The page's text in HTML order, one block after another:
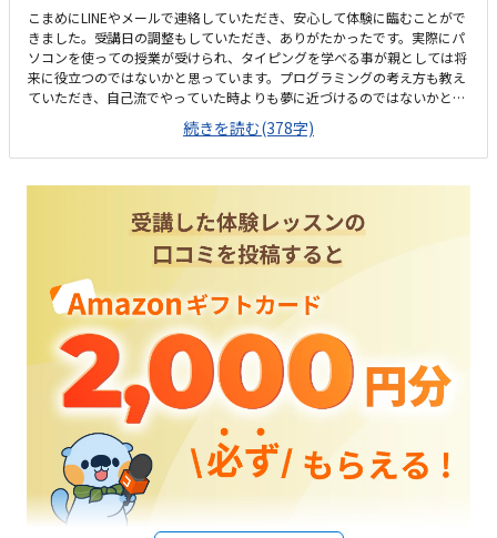
こまめにLINEやメールで連絡していただき、安心して体験に臨むことがで
きました。受講日の調整もしていただき、ありがたかったです。実際にパ
ソコンを使っての授業が受けられ、タイピングを学べる事が親としては将
来に役立つのではないかと思っています。プログラミングの考え方も教え
ていただき、自己流でやっていた時よりも夢に近づけるのではないかと期
待しています。職場から近いので、送迎しやすいです。駐車場から道路へ
出る時、車通りが激しいので、注意が必要かだと思いました。一人一人に
パソコンがあり、開放感のある教室で、授業も受けやすそうでした。少人
いと思います。楽しみながらプログラミングやタイピングが学べるのが一
番いいところだと思います。
続きを読む(378字)